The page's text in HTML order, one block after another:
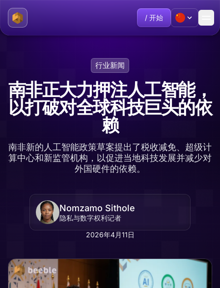
/ 开始
行业新闻
南非正大力押注人工智能，
以打破对全球科技巨头的依
赖
南非新的人工智能政策草案提出了税收减免、超级计
算中心和新监管机构，以促进当地科技发展并减少对
外国硬件的依赖。
Nomzamo Sithole
隐私与数字权利记者
2026年4月11日